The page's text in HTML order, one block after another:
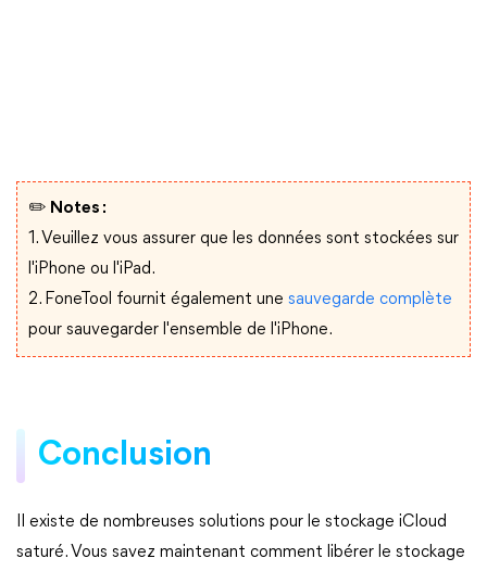
✏️ Notes :
1. Veuillez vous assurer que les données sont stockées sur
l'iPhone ou l'iPad.
2. FoneTool fournit également une sauvegarde complète
pour sauvegarder l'ensemble de l'iPhone.
Conclusion
Il existe de nombreuses solutions pour le stockage iCloud
saturé. Vous savez maintenant comment libérer le stockage